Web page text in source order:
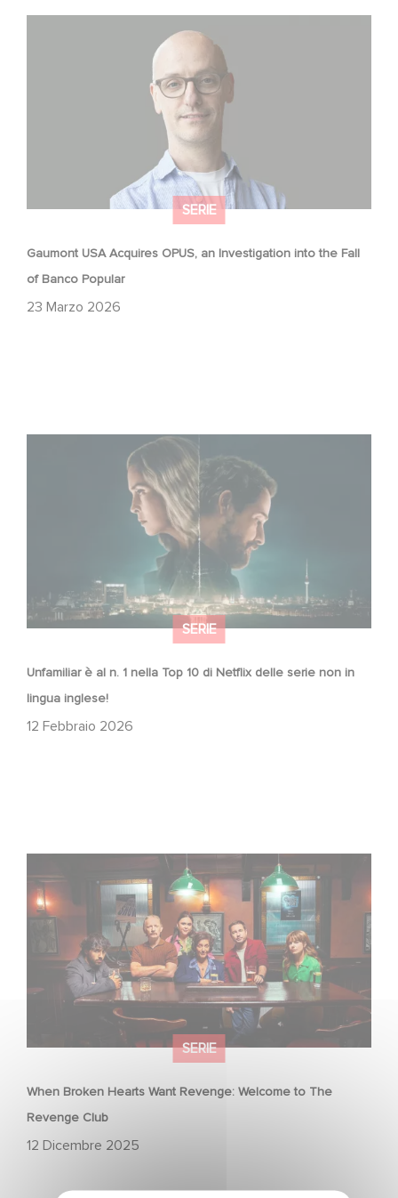
SERIE
Gaumont USA Acquires OPUS, an Investigation into the Fall
of Banco Popular
23 Marzo 2026
SERIE
Unfamiliar è al n. 1 nella Top 10 di Netflix delle serie non in
lingua inglese!
12 Febbraio 2026
Unfamiliar è al n. 1 nella Top 10 di Netflix delle serie non in
SERIE
When Broken Hearts Want Revenge: Welcome to The
Revenge Club
12 Dicembre 2025
When Broken Hearts Want Revenge: Welcome to The
Revenge Club